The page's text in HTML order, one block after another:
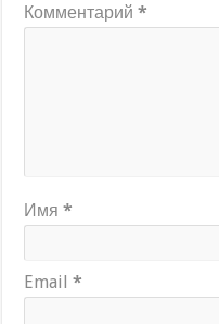
Комментарий*
Имя*
Email*